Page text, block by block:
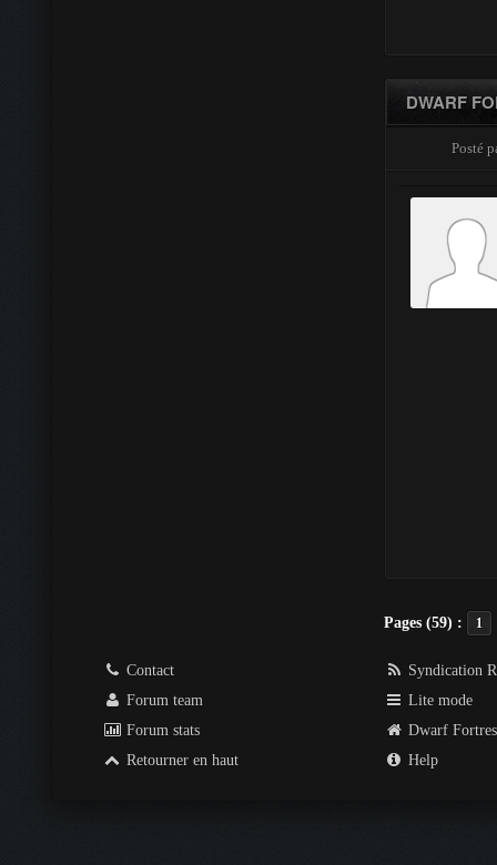
DWARF
Posté
Pages (59) : 1
Contact
Forum team
Forum stats
Retourner en haut
Syndication
Lite mode
Dwarf
Help